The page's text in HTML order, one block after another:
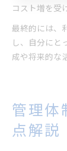
コスト増を受
最終的には、
し、自分にと
成や将来的な
管理体
点解説